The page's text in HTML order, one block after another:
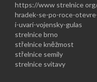
https://www strelnice org/
hradek-se-po-roce-
i-uvari-vojensky-gulas
strelnice brno
střelnice kněžmost
střelnice semily
strelnice svitavy